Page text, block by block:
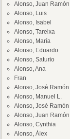
Alonso, Juan Ramón
Alonso, Luis
Alonso, Isabel
Alonso, Tareixa
Alonso, María
Alonso, Eduardo
Alonso, Saturio
Alonso, Ana
Fran
Alonso, José Ramón
Alonso, Manuel L.
Alonso, José Ramón
Alonso, Juan Ramón
Alonso, Cynthia
Alonso, Álex